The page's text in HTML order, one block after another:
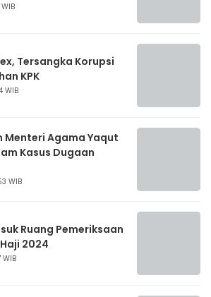
Tersangka Korupsi
KPK
WIB
Menteri Agama Yaqut
Kasus Dugaan
WIB
Ruang Pemeriksaan
2024
WIB